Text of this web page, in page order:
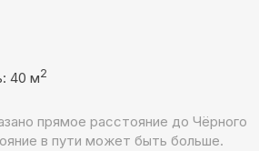
40 м2
прямое расстояние до Чёрного
в пути может быть больше.